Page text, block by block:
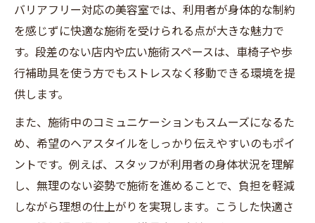
法
美容室のバリアフリー対応を比較するポイ
ント
口コミからわかるバリアフリー美容室の実
態
美容室選びで重視したいバリアフリーの基
準
バリアフリー対応の美容室では、利用者が身体的な制約
を感じずに快適な施術を受けられる点が大きな魅力で
す。段差のない店内や広い施術スペースは、車椅子や歩
行補助具を使う方でもストレスなく移動できる環境を提
供します。
また、施術中のコミュニケーションもスムーズになるた
め、希望のヘアスタイルをしっかり伝えやすいのもポイ
ントです。例えば、スタッフが利用者の身体状況を理解
し、無理のない姿勢で施術を進めることで、負担を軽減
しながら理想の仕上がりを実現します。こうした快適さ